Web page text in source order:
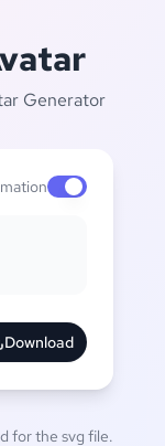
Generator
Enable
Download
for the svg file.